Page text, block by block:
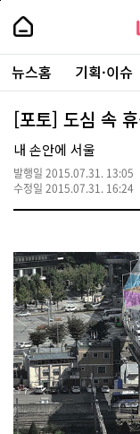
본
로
가
내
손
안
에
서
울
-
서
울
시
대
표
소
털
주
요
서
뉴스홈 기획·이슈
[포토] 도심 속
내 손안에 서울
발행일 2015.07.31. 13:05
수정일 2015.07.31. 16:24
페
상
단
로